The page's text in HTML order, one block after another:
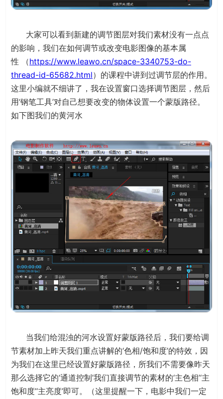
大家可以看到新建的调节图层对我们素材没有一点点
的影响，我们在如何调节或改变电影图像的基本属
性 （https://www.leawo.cn/space-3340753-do-
thread-id-65682.html）的课程中讲到过调节层的作用。
这里小编就不细讲了，我在设置窗口选择调节图层，然后
用‘钢笔工具’对自己想要改变的物体设置一个蒙版路径。
如下图我们的黄河水
当我们给混浊的河水设置好蒙版路径后，我们要给调
节素材加上昨天我们重点讲解的‘色相/饱和度’的特效，因
为我们在这里已经设置好蒙版路径，所我们不需要像昨天
那么选择它的‘通道控制’我们直接调节的素材的‘主色相’‘主
饱和度’‘主亮度’即可。（这里提醒一下，电影中我们一定